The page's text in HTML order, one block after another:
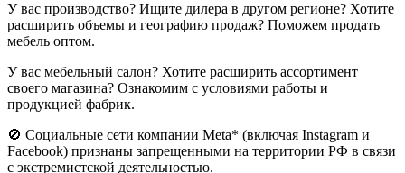
У вас производство? Ищите дилера в другом регионе? Хотите
расширить объемы и географию продаж? Поможем продать
мебель оптом.
У вас мебельный салон? Хотите расширить ассортимент
своего магазина? Ознакомим с условиями работы и
продукцией фабрик.
🚫 Социальные сети компании Meta* (включая Instagram и
Facebook) признаны запрещенными на территории РФ в связи
с экстремистской деятельностью.